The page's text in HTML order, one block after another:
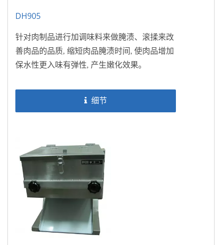
DH905
针对肉制品进行加调味料来做腌渍、滚揉来改
善肉品的品质, 缩短肉品腌渍时间, 使肉品增加
保水性更入味有弹性, 产生嫩化效果。
细节